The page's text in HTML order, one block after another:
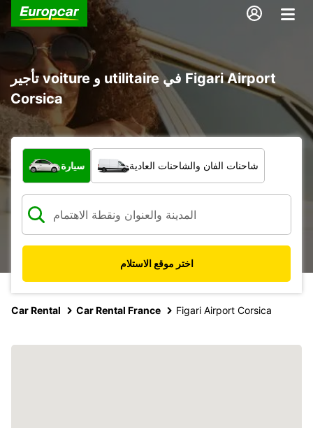
تأجير voiture و utilitaire في Figari Airport
Corsica
ما نوع المركبة؟
سيارة شاحنات الفان والشاحنات العادية
اختر موقع الاستلام
Car Rental Car Rental France Figari Airport Corsica